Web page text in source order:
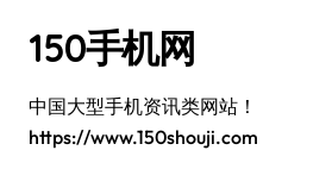
150手机网
中国大型手机资讯类网站！
https://www.150shouji.com